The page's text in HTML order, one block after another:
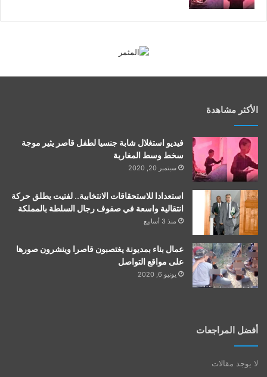
الأكثر مشاهدة
فيديو استغلال شابة جنسيا لطفل قاصر يثير موجة
سخط وسط المغاربة
سبتمبر 20, 2020
استعدادا للاستحقاقات الانتخابية.. لفتيت يطلق حركة
انتقالية واسعة في صفوف رجال السلطة بالمملكة
منذ 3 أسابيع
عمال بناء بمديونة يغتصبون قاصرا وينشرون صورها
على مواقع التواصل
يونيو 6, 2020
أفضل المراجعات
لا يوجد مقالات